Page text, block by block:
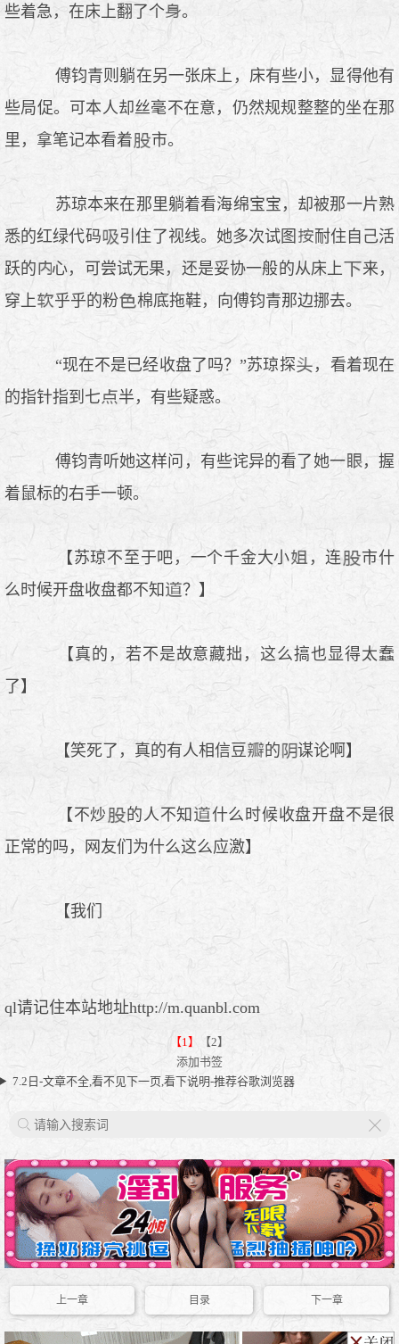
些着急，在床上翻了个
。
傅钧青则躺在另一张床上，床有些小，显得他有
些局促。可本人却丝毫不在意，仍然规规整整的坐在那
里，拿笔记本看着
市。
苏琼本来在那里躺着看海绵宝宝，却被那一片熟
悉的红绿代码
引住了视线。她多次试图
耐住自己活
跃的
心，可尝试无果，还是妥协一般的从床上
来，
穿上
乎乎的粉 棉底拖鞋，向傅钧青那边挪去。
“现在不是已经收盘了吗？”苏琼探
，看着现在
的指针指到七
半，有些疑惑。
傅钧青听她这样问，有些诧异的看了她一
，握
着鼠标的右手一顿。
【苏琼不至于吧，一个千金大小 ，连
市什
么时候开盘收盘都不知
？】
【真的，若不是故意藏拙，这么搞也显得太蠢
了】
【笑死了，真的有人相信豆 的 谋论啊】
【不炒 的人不知
什么时候收盘开盘不是很
正常的吗，网友们为什么这么应激】
【我们
ql请记住本站地址http://m.quanbl.com
【1】
【2】
添加书签
7.2日-文章不全,看不见下一页,看下说明-推荐谷歌浏览器
上一章 目录 下一章